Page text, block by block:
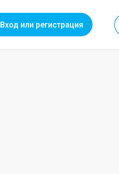
Вход или регистрация